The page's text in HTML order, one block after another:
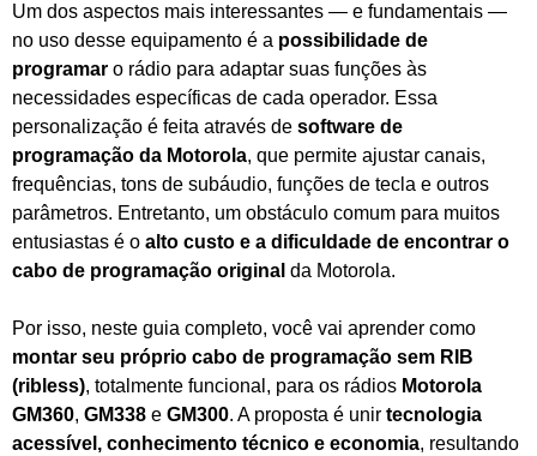
Um dos aspectos mais interessantes — e fundamentais —
no uso desse equipamento é a possibilidade de
programar o rádio para adaptar suas funções às
necessidades específicas de cada operador. Essa
personalização é feita através de software de
programação da Motorola, que permite ajustar canais,
frequências, tons de subáudio, funções de tecla e outros
parâmetros. Entretanto, um obstáculo comum para muitos
entusiastas é o alto custo e a dificuldade de encontrar o
cabo de programação original da Motorola.
Por isso, neste guia completo, você vai aprender como
montar seu próprio cabo de programação sem RIB
(ribless), totalmente funcional, para os rádios Motorola
GM360, GM338 e GM300. A proposta é unir tecnologia
acessível, conhecimento técnico e economia, resultando